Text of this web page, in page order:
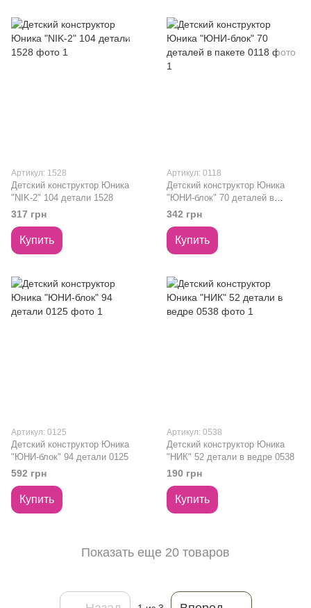
Артикул: 1528
Детский конструктор Юника
"NIK-2" 104 детали 1528
317 грн
Купить
Артикул: 0118
Детский конструктор Юника
"ЮНИ-блок" 70 деталей в
пакете 0118
342 грн
Купить
Артикул: 0125
Детский конструктор Юника
"ЮНИ-блок" 94 детали 0125
592 грн
Купить
Артикул: 0538
Детский конструктор Юника
"НИК" 52 детали в ведре 0538
190 грн
Купить
Показать еще 20 товаров